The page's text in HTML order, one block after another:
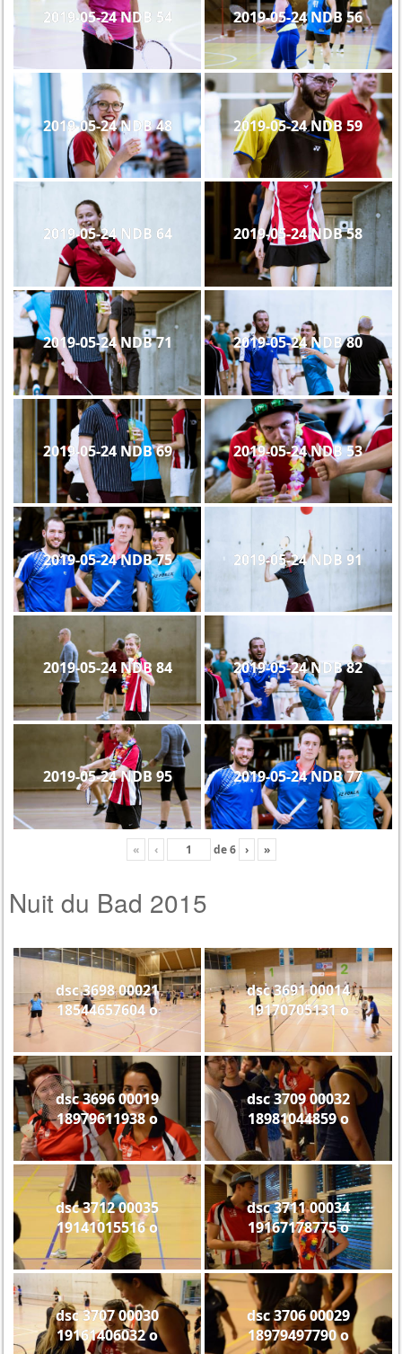
2019-05-24 NDB 54 2019-05-24 NDB 56
2019-05-24 NDB 48 2019-05-24 NDB 59
2019-05-24 NDB 64 2019-05-24 NDB 58
2019-05-24 NDB 71 2019-05-24 NDB 80
2019-05-24 NDB 69 2019-05-24 NDB 53
2019-05-24 NDB 75 2019-05-24 NDB 91
2019-05-24 NDB 84 2019-05-24 NDB 82
2019-05-24 NDB 95 2019-05-24 NDB 77
« ‹ de6 › »
Nuit du Bad 2015
dsc 3698 00021
18544657604 o
dsc 3691 00014
19170705131 o
dsc 3696 00019
18979611938 o
dsc 3709 00032
18981044859 o
dsc 3712 00035
19141015516 o
dsc 3711 00034
19167178775 o
dsc 3707 00030
19161406032 o
dsc 3706 00029
18979497790 o